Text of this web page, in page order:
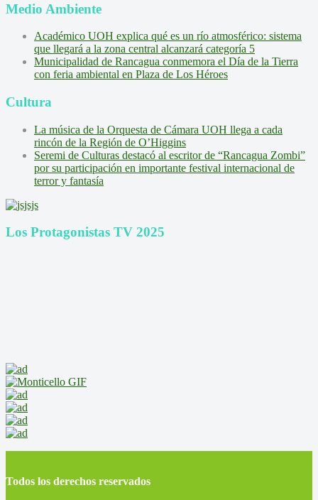
Medio Ambiente
Académico UOH explica qué es un río atmosférico: sistema
que llegará a la zona central alcanzará categoría 5
Municipalidad de Rancagua conmemora el Día de la Tierra
con feria ambiental en Plaza de Los Héroes
Cultura
La música de la Orquesta de Cámara UOH llega a cada
rincón de la Región de O’Higgins
Seremi de Culturas destacó al escritor de “Rancagua Zombi”
por su participación en importante festival internacional de
terror y fantasía
Los Protagonistas TV 2025
Todos los derechos reservados